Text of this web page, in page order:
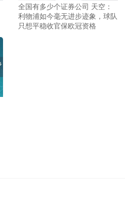
全国有多少个证券公司 天空：
利物浦如今毫无进步迹象，球队
只想平稳收官保欧冠资格